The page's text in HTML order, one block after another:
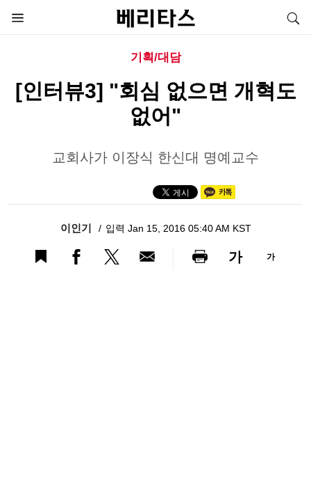
기획/대담
[인터뷰3] "회심 없으면 개혁도
없어"
교회사가 이장식 한신대 명예교수
이인기 입력 Jan 15, 2016 05:40 AM KST
가 가